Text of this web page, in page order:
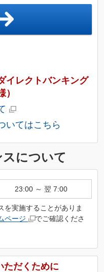
イレクトバンキング
いてはこちら
について
23:00 ～ 翌 7:00
を実施することがありま
ページ
でご確認くださ
ただくために